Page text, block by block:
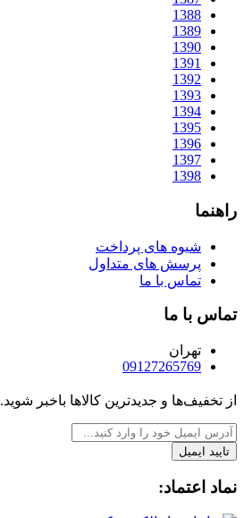
1388
1389
1390
1391
1392
1393
1394
1395
1396
1397
1398
راهنما
شیوه های پرداخت
پرسش های متداول
تماس با ما
تماس با ما
تهران
09127265769
از تخفیف‌ها و جدیدترین‌ کالاها باخبر شوید.
تایید ایمیل
نماد اعتماد: